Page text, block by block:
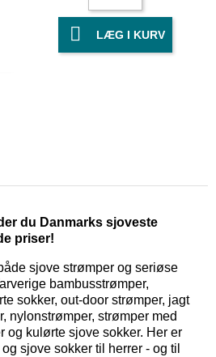
 LÆG I KURV
du Danmarks sjoveste
priser!
sjove strømper og seriøse
bambusstrømper,
sokker, out-door strømper, jagt
nylonstrømper, strømper med
og kulørte sjove sokker. Her er
sjove sokker til herrer - og til